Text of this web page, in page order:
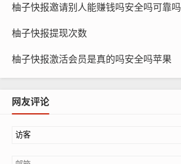
柚子快报邀请别人能赚钱吗安全吗可靠吗
柚子快报提现次数
柚子快报激活会员是真的吗安全吗苹果
网友评论